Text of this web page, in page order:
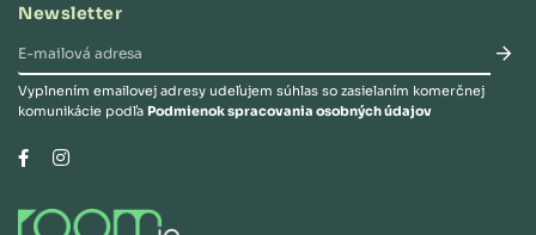
Newsletter
Vyplnením emailovej adresy udeľujem súhlas so zasielaním komerčnej
komunikácie podľa Podmienok spracovania osobných údajov
FacebookInstagram